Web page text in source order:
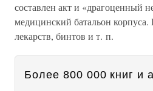
составлен акт и «драгоценный
медицинский батальон
лекарств, бинтов и т. п.
Более 800 000 книг и